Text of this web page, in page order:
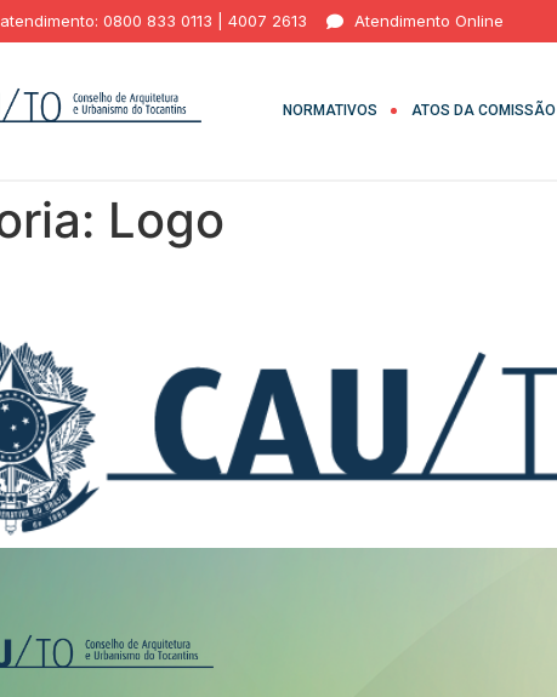
0800 833 0113 | 4007 2613 Atendimento Online
NORMATIVOS ATOS DA COMISSÃO
Logo